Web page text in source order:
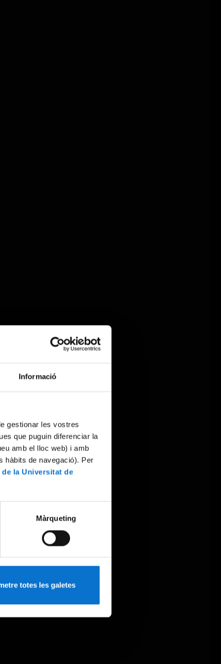
Informació
gestionar les vostres
que puguin diferenciar la
amb el lloc web) i amb
hàbits de navegació). Per
la Universitat de
Màrqueting
totes les galetes